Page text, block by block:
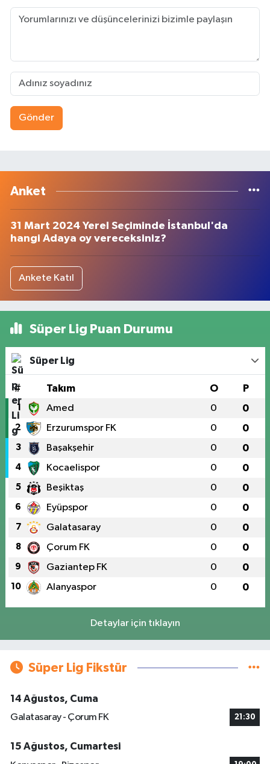
Gönder
Anket
31 Mart 2024 Yerel Seçiminde İstanbul'da
hangi Adaya oy vereceksiniz?
Ankete Katıl
Süper Lig Puan Durumu
Süper Lig
# Takım O P
1 Amed 0 0
2 Erzurumspor FK 0 0
3 Başakşehir 0 0
4 Kocaelispor 0 0
5 Beşiktaş 0 0
6 Eyüpspor 0 0
7 Galatasaray 0 0
8 Çorum FK 0 0
9 Gaziantep FK 0 0
10 Alanyaspor 0 0
Detaylar için tıklayın
Süper Lig Fikstür
14 Ağustos, Cuma
Galatasaray - Çorum FK
21:30
15 Ağustos, Cumartesi